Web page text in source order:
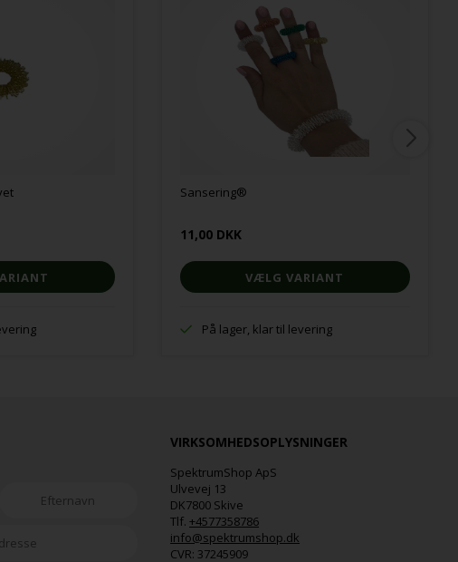
Sansering®
11,00 DKK
VÆLG VARIANT
På lager, klar til levering
VIRKSOMHEDSOPLYSNINGER
SpektrumShop ApS
Ulvevej 13
DK7800 Skive
Tlf.+4577358786
info@spektrumshop.dk
CVR: 37245909